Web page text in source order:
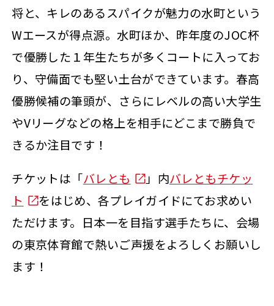
将と、キレのあるスパイクが魅力の水町という
Wエースが得点源。水町ほか、昨年度のJOC杯
で優勝した１年生たちが多くコートに入ってお
り、守備面でも堅い土台ができています。春高
優勝候補の筆頭が、さらにレベルの高い大学生
やVリーグなどの格上を相手にどこまで勝負で
きるか注目です！
チケットは「バレとも 」内バレともチケッ
ト
をはじめ、各プレイガイドにてお求めい
ただけます。日本一を目指す選手たちに、会場
の東京体育館で熱いご声援をよろしくお願いし
ます！